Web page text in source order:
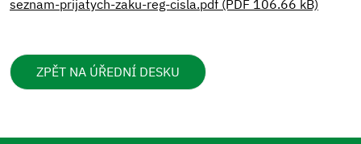
seznam-prijatych-zaku-reg-cisla.pdf (PDF 106.66 kB)
ZPĚT NA ÚŘEDNÍ DESKU